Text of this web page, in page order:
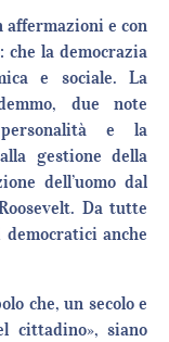
affermazioni e con
che la democrazia
e sociale. La
due note
e la
gestione della
dell’uomo dal
Da tutte
anche
che, un secolo e
cittadino», siano